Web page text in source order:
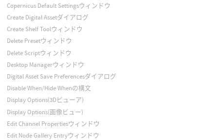
Copernicus Default Settingsウィンドウ
Create Digital Assetダイアログ
Create Shelf Toolウィンドウ
Delete Presetウィンドウ
Delete Scriptウィンドウ
Desktop Managerウィンドウ
Digital Asset Save Preferencesダイアログ
Disable When/Hide Whenの構文
Display Options(3Dビューア)
Display Options(画像ビュー)
Edit Channel Propertiesウィンドウ
Edit Node Gallery Entryウィンドウ